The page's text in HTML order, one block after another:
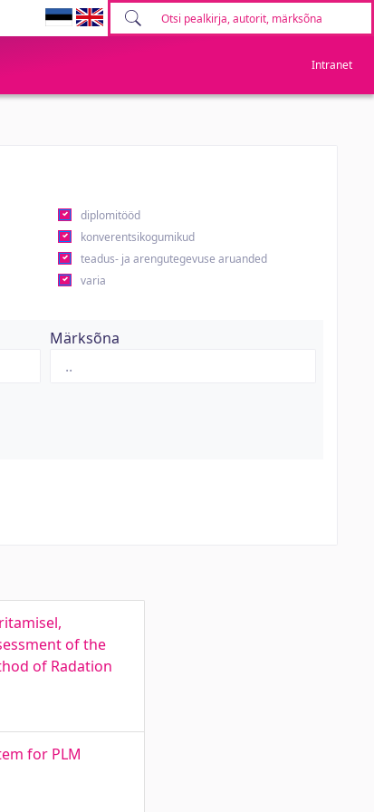
Intranet
diplomitööd
konverentsikogumikud
teadus- ja arengutegevuse aruanded
varia
Märksõna
of the
of Radation
for PLM